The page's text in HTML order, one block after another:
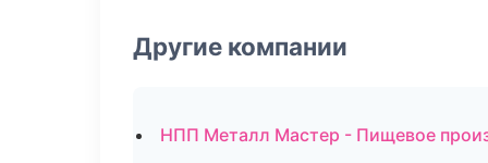
Другие компании
НПП Металл Мастер - Пищевое